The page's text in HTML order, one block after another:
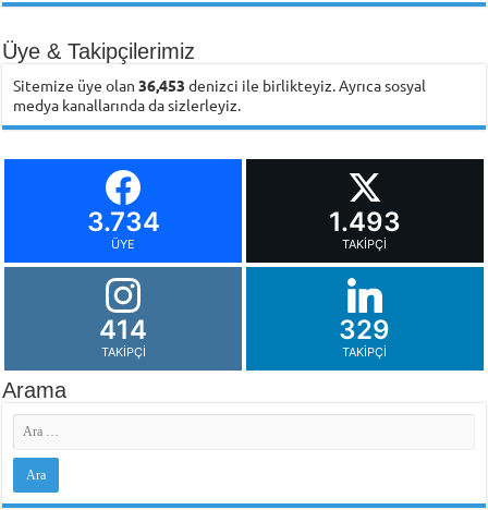
Üye & Takipçilerimiz
Sitemize üye olan36,453 denizci ile birlikteyiz. Ayrıca sosyal
medya kanallarında da sizlerleyiz.
3.734
ÜYE
1.493
TAKIPÇI
414
TAKIPÇI
329
TAKIPÇI
Arama